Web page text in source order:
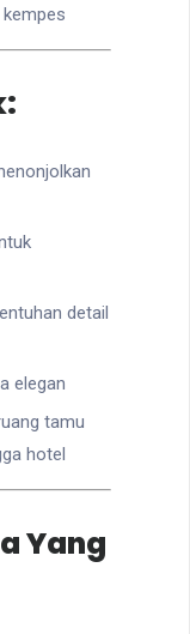
detail
elegan
tamu
hotel
Yang